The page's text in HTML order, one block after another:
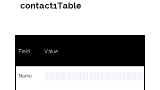
contact1Table
Field Value
Name